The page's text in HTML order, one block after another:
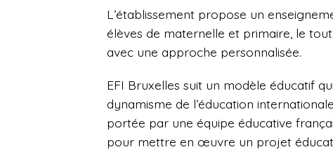
L’établissement propose un
élèves de maternelle et primaire, le
avec une approche personnalisée.
EFI Bruxelles suit un modèle éducatif
dynamisme de l’éducation
portée par une équipe éducative
pour mettre en œuvre un projet